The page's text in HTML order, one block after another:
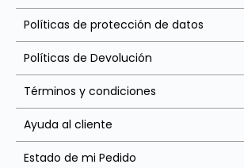
Políticas de protección de datos
Políticas de Devolución
Términos y condiciones
Ayuda al cliente
Estado de mi Pedido